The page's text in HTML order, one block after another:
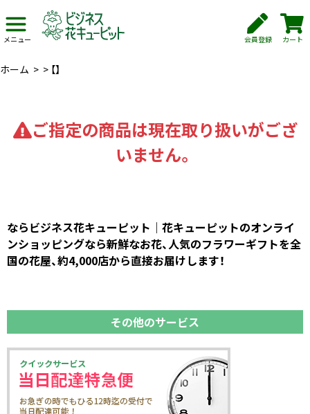
メニュー 会員登録 カート
ホーム > > 【】
ご指定の商品は現在取り扱いがござ
いません。
ならビジネス花キューピット｜花キューピットのオンライ
ンショッピングなら新鮮なお花、人気のフラワーギフトを全
国の花屋、約4,000店から直接お届けします！
その他のサービス